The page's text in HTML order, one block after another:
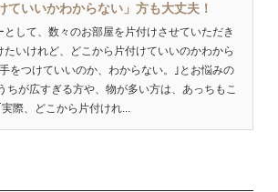
ていいかわからない」方も大丈夫！
として、数々のお部屋を片付けさせていただき
たいけれど、どこから片付けていいのかわから
をつけていいのか、わからない。｣とお悩みの
ちが広すぎる方や、物が多い方は、あっちもこ
際、どこから片付けれ...